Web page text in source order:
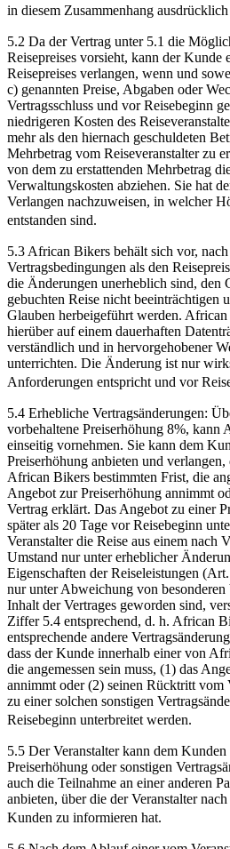
in diesem Zusammenhang
5.2 Da der Vertrag unter 5.1 die
Reisepreises vorsieht, kann der Kunde
Reisepreises verlangen, wenn und
c) genannten Preise, Abgaben oder
Vertragsschluss und vor Reisebeginn
niedrigeren Kosten des
mehr als den hiernach geschuldeten
Mehrbetrag vom Reiseveranstalter zu
von dem zu erstattenden Mehrbetrag
Verwaltungskosten abziehen. Sie hat
Verlangen nachzuweisen, in welcher
entstanden sind.
5.3 African Bikers behält sich vor, nach
Vertragsbedingungen als den
die Änderungen unerheblich sind, den
gebuchten Reise nicht beeinträchtigen
Glauben herbeigeführt werden.
hierüber auf einem dauerhaften
verständlich und in hervorgehobener
unterrichten. Die Änderung ist nur
Anforderungen entspricht und vor
5.4 Erhebliche Vertragsänderungen:
vorbehaltene Preiserhöhung 8%, kann
einseitig vornehmen. Sie kann dem
Preiserhöhung anbieten und
African Bikers bestimmten Frist, die
Angebot zur Preiserhöhung annimmt
Vertrag erklärt. Das Angebot zu einer
später als 20 Tage vor Reisebeginn
Veranstalter die Reise aus einem nach
Umstand nur unter erheblicher
Eigenschaften der Reiseleistungen
nur unter Abweichung von
Inhalt der Vertrages geworden sind,
Ziffer 5.4 entsprechend, d. h. African
entsprechende andere
dass der Kunde innerhalb einer von
die angemessen sein muss, (1) das
annimmt oder (2) seinen Rücktritt vom
zu einer solchen sonstigen
Reisebeginn unterbreitet werden.
5.5 Der Veranstalter kann dem
Preiserhöhung oder sonstigen
auch die Teilnahme an einer anderen
anbieten, über die der Veranstalter
Kunden zu informieren hat.